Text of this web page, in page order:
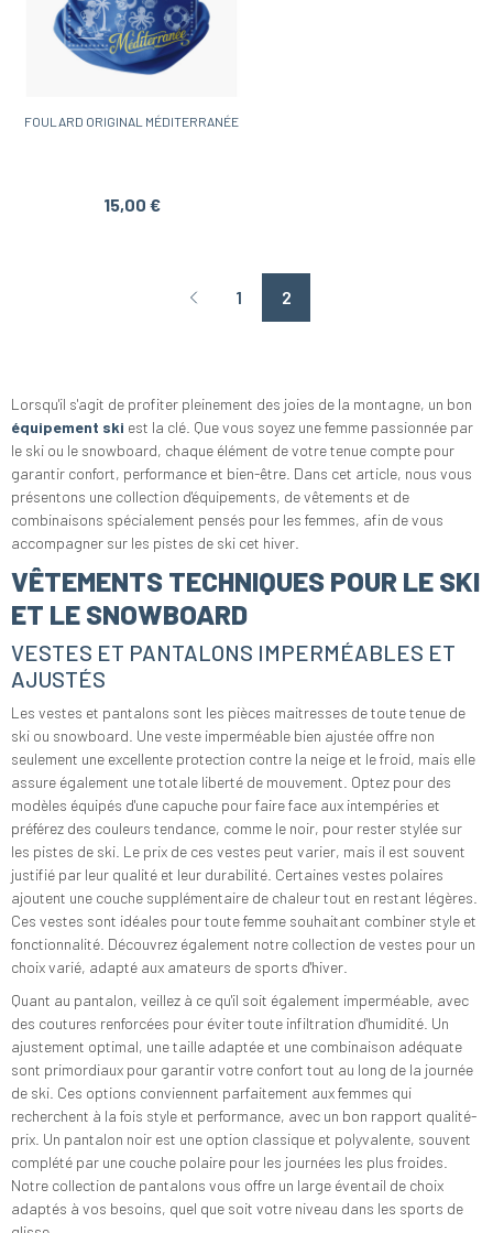
FOULARD ORIGINAL MÉDITERRANÉE
15,00 €
Page précédente
1 2
Lorsqu'il s'agit de profiter pleinement des joies de la montagne, un bon
équipement ski est la clé. Que vous soyez une femme passionnée par
le ski ou le snowboard, chaque élément de votre tenue compte pour
garantir confort, performance et bien-être. Dans cet article, nous vous
présentons une collection d'équipements, de vêtements et de
combinaisons spécialement pensés pour les femmes, afin de vous
accompagner sur les pistes de ski cet hiver.
VÊTEMENTS TECHNIQUES POUR LE SKI
ET LE SNOWBOARD
VESTES ET PANTALONS IMPERMÉABLES ET
AJUSTÉS
Les vestes et pantalons sont les pièces maitresses de toute tenue de
ski ou snowboard. Une veste imperméable bien ajustée offre non
seulement une excellente protection contre la neige et le froid, mais elle
assure également une totale liberté de mouvement. Optez pour des
modèles équipés d'une capuche pour faire face aux intempéries et
préférez des couleurs tendance, comme le noir, pour rester stylée sur
les pistes de ski. Le prix de ces vestes peut varier, mais il est souvent
justifié par leur qualité et leur durabilité. Certaines vestes polaires
ajoutent une couche supplémentaire de chaleur tout en restant légères.
Ces vestes sont idéales pour toute femme souhaitant combiner style et
fonctionnalité. Découvrez également notre collection de vestes pour un
choix varié, adapté aux amateurs de sports d'hiver.
Quant au pantalon, veillez à ce qu'il soit également imperméable, avec
des coutures renforcées pour éviter toute infiltration d'humidité. Un
ajustement optimal, une taille adaptée et une combinaison adéquate
sont primordiaux pour garantir votre confort tout au long de la journée
de ski. Ces options conviennent parfaitement aux femmes qui
recherchent à la fois style et performance, avec un bon rapport qualité-
prix. Un pantalon noir est une option classique et polyvalente, souvent
complété par une couche polaire pour les journées les plus froides.
Notre collection de pantalons vous offre un large éventail de choix
adaptés à vos besoins, quel que soit votre niveau dans les sports de